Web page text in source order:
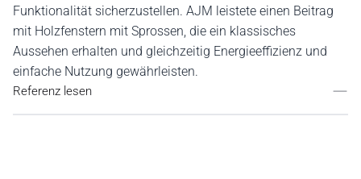
Funktionalität sicherzustellen. AJM leistete einen Beitrag
mit Holzfenstern mit Sprossen, die ein klassisches
Aussehen erhalten und gleichzeitig Energieeffizienz und
einfache Nutzung gewährleisten.
Referenz lesen